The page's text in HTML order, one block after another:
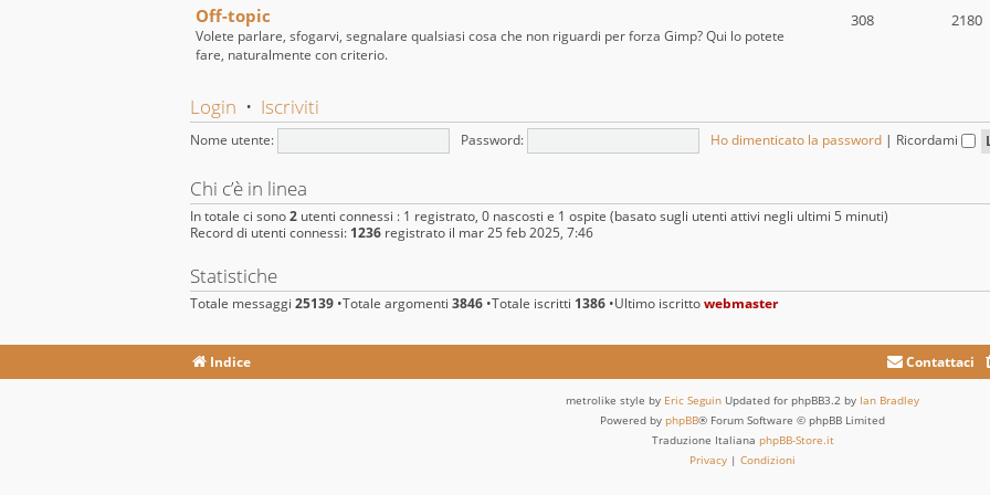
Off-topic
Volete parlare, sfogarvi, segnalare qualsiasi cosa che non riguardi per forza Gimp? Qui lo potete
fare, naturalmente con criterio.
308 2180
Login • Iscriviti
Nome utente: Password: Ho dimenticato la password | Ricordami
Chi c’è in linea
In totale ci sono2 utenti connessi : 1 registrato, 0 nascosti e 1 ospite (basato sugli utenti attivi negli ultimi 5 minuti)
Record di utenti connessi: 1236 registrato il mar 25 feb 2025, 7:46
Statistiche
Totale messaggi 25139 •Totale argomenti 3846 •Totale iscritti 1386 •Ultimo iscrittowebmaster
Indice Contattaci
metrolike style by Eric Seguin Updated for phpBB3.2 by Ian Bradley
Powered by phpBB® Forum Software © phpBB Limited
Traduzione Italiana phpBB-Store.it
Privacy | Condizioni